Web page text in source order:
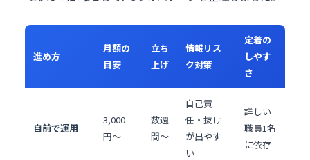
進め方
月額の
目安
立ち
上げ
情報リス
ク対策
定着の
しやす
さ
自前で運用
3,000
円〜
数週
間〜
自己責
任・抜け
が出やす
い
詳しい
職員1名
に依存